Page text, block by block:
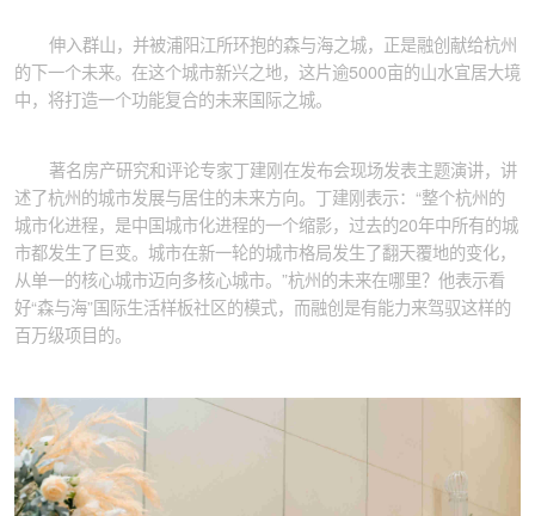
伸入群山，并被浦阳江所环抱的森与海之城，正是融创献给杭州
的下一个未来。在这个城市新兴之地，这片逾5000亩的山水宜居大境
中，将打造一个功能复合的未来国际之城。
著名房产研究和评论专家丁建刚在发布会现场发表主题演讲，讲
述了杭州的城市发展与居住的未来方向。丁建刚表示：“整个杭州的
城市化进程，是中国城市化进程的一个缩影，过去的20年中所有的城
市都发生了巨变。城市在新一轮的城市格局发生了翻天覆地的变化，
从单一的核心城市迈向多核心城市。”杭州的未来在哪里？他表示看
好“森与海”国际生活样板社区的模式，而融创是有能力来驾驭这样的
百万级项目的。